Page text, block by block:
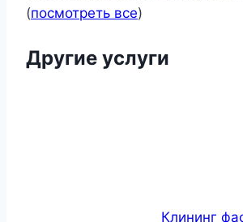
(посмотреть все)
Другие услуги
Клининг